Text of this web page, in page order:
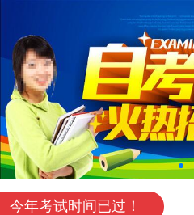
今年考试时间已过！